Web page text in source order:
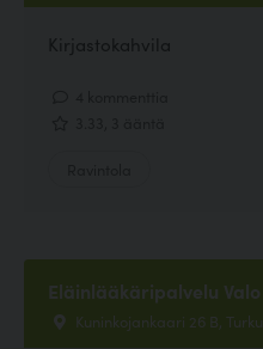
Kirjastokahvila
Eläinlääkäripalvelu Valo
Kuninkojankaari 26 B, Turku